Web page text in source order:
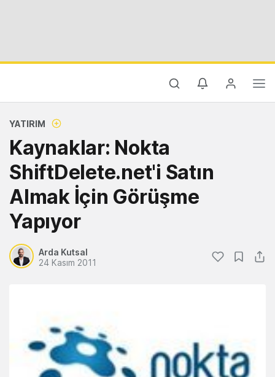
YATIRIM
Kaynaklar: Nokta
ShiftDelete.net'i Satın
Almak İçin Görüşme
Yapıyor
Arda Kutsal
24 Kasım 2011